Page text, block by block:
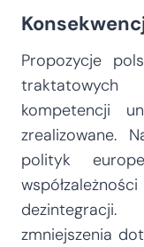
Propozycje
kompetencji
zrealizowane.
polityk
zmniejszenia